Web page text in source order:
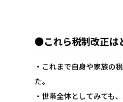
●これら税制改正は
・これまで自身や家族の
た。
・世帯全体としてみても